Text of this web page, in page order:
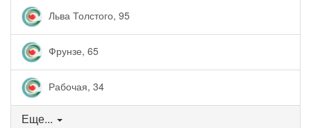
Льва Толстого, 95
Фрунзе, 65
Рабочая, 34
Еще...